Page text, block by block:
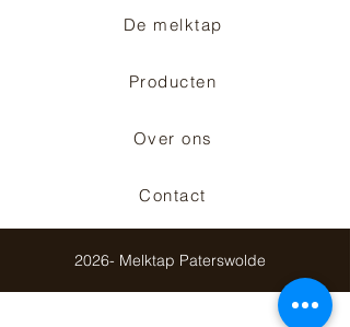
De melktap
Producten
Over ons
Contact
2026- Melktap Paterswolde